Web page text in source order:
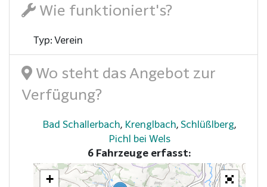
Wie funktioniert's?
Typ: Verein
Wo steht das Angebot zur
Verfügung?
Bad Schallerbach, Krenglbach, Schlüßlberg,
Pichl bei Wels
6 Fahrzeuge erfasst:
+